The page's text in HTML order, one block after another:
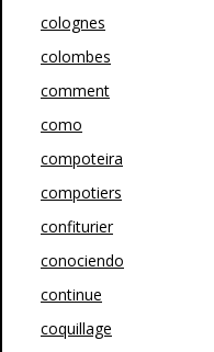
colognes
colombes
comment
como
compoteira
compotiers
confiturier
conociendo
continue
coquillage